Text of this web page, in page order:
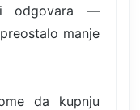
odgovara —
manje
da kupnju